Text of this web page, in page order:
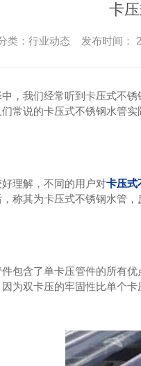
卡
类：行业动态 发布时间：
，我们经常听到卡压式不
常说的卡压式不锈钢水管实
理解，不同的用户对卡压式
称其为卡压式不锈钢水管
包含了单卡压管件的所有
为双卡压的牢固性比单个